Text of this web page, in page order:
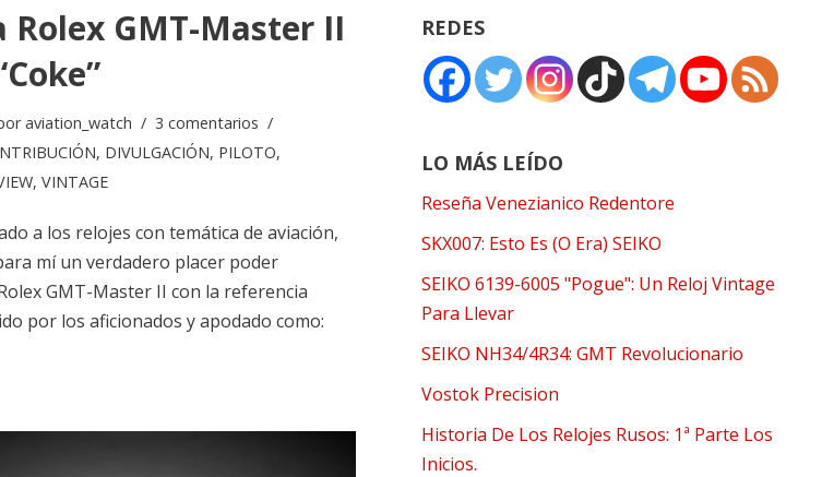
Rolex GMT-Master II
aviation_watch
3 comentarios
, DIVULGACIÓN, PILOTO,
, VINTAGE
a los relojes con temática de aviación,
mí un verdadero placer poder
GMT-Master II con la referencia
por los aficionados y apodado como:
REDES
LO MÁS LEÍDO
Reseña Venezianico Redentore
SKX007: Esto Es (O Era) SEIKO
SEIKO 6139-6005 "Pogue": Un Reloj Vintage
Para Llevar
SEIKO NH34/4R34: GMT Revolucionario
Vostok Precision
Historia De Los Relojes Rusos: 1ª Parte Los
Inicios.